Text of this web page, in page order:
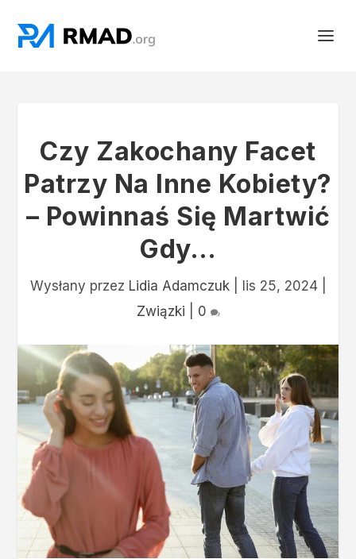
Czy Zakochany Facet
Patrzy Na Inne Kobiety?
– Powinnaś Się Martwić
Gdy…
Wysłany przez Lidia Adamczuk| lis 25, 2024|
Związki
0